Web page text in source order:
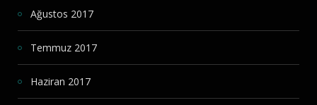
Ağustos 2017
Temmuz 2017
Haziran 2017